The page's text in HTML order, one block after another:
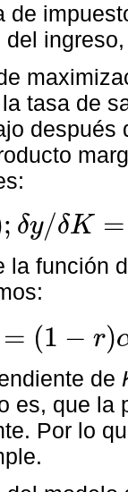
de
del
tasa de
; δy/δK =
1 -α
la función
= (1 − r)
rαAα r 1-α α
de
es, que la
Por lo